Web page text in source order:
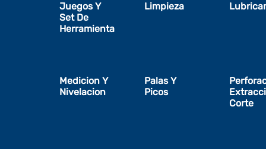
Juegos Y
Set De
Herramienta
Limpieza
Medicion Y
Nivelacion
Palas Y
Picos
Corte